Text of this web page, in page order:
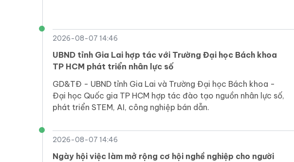
2026-08-07 14:46
UBND tỉnh Gia Lai hợp tác với Trường Đại học Bách khoa
TP HCM phát triển nhân lực số
GD&TĐ - UBND tỉnh Gia Lai và Trường Đại học Bách khoa -
Đại học Quốc gia TP HCM hợp tác đào tạo nguồn nhân lực số,
phát triển STEM, AI, công nghiệp bán dẫn.
2026-08-07 14:46
Ngày hội việc làm mở rộng cơ hội nghề nghiệp cho người